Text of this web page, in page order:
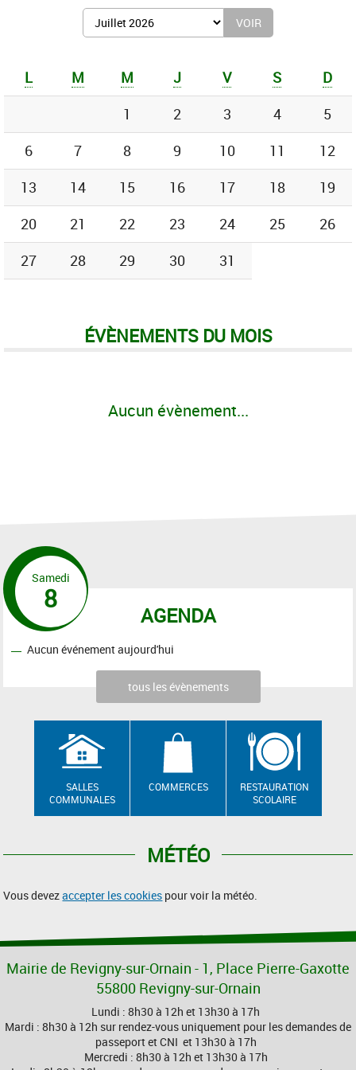
Afficher
le
de
:
L M M J V S
D
1
2 3 4
5
6
7 8 9 10 11
12
13
14 15 16 17 18
19
20
21 22 23 24 25
26
27
28 29 30 31
ÉVÈNEMENTS DU MOIS
Aucun évènement...
AGENDA
Samedi
8
Aucun événement aujourd'hui
tous les évènements
SALLES
COMMUNALES
COMMERCES
RESTAURATION
SCOLAIRE
MÉTÉO
Vous devezaccepter les cookies pour voir la météo.
Mairie de Revigny-sur-Ornain - 1, Place Pierre-Gaxotte
55800 Revigny-sur-Ornain
Lundi : 8h30 à 12h et 13h30 à 17h
Mardi : 8h30 à 12h sur rendez-vous uniquement pour les demandes de
passeport et CNI et 13h30 à 17h
Mercredi : 8h30 à 12h et 13h30 à 17h